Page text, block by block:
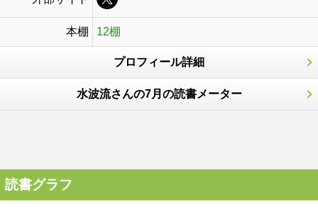
本棚 12棚
プロフィール詳細
水波流さんの7月の読書メーター
読書グラフ